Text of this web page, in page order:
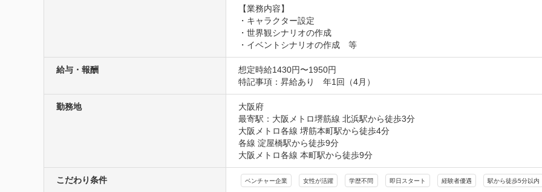
【業務内容】
・キャラクター設定
・世界観シナリオの作成
・イベントシナリオの作成　等
給与・報酬
想定時給1430円〜1950円
特記事項：昇給あり　年1回（4月）
勤務地
大阪府
最寄駅：大阪メトロ堺筋線 北浜駅から徒歩3分
大阪メトロ各線 堺筋本町駅から徒歩4分
各線 淀屋橋駅から徒歩9分
大阪メトロ各線 本町駅から徒歩9分
こだわり条件 ベンチャー企業 女性が活躍 学歴不問 即日スタート 経験者優遇 駅から徒歩5分以内